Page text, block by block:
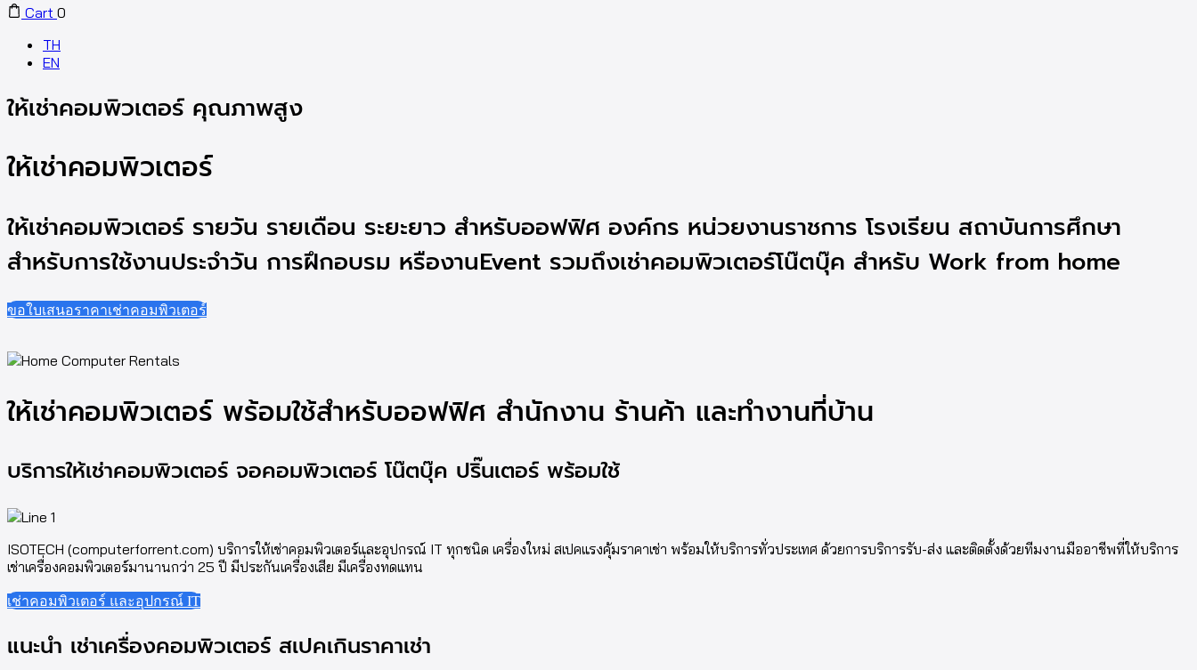
Cart 0
TH
EN
ให้เช่าคอมพิวเตอร์ คุณภาพสูง
ให้เช่าคอมพิวเตอร์
ให้เช่าคอมพิวเตอร์ รายวัน รายเดือน ระยะยาว สำหรับออฟฟิศ องค์กร หน่วยงานราชการ โรงเรียน สถาบันการศึกษา
สำหรับการใช้งานประจำวัน การฝึกอบรม หรืองานEvent รวมถึงเช่าคอมพิวเตอร์โน๊ตบุ๊ค สำหรับ Work from home
ขอใบเสนอราคาเช่าคอมพิวเตอร์
ให้เช่าคอมพิวเตอร์ พร้อมใช้สำหรับออฟฟิศ สำนักงาน ร้านค้า และทำงานที่บ้าน
บริการให้เช่าคอมพิวเตอร์ จอคอมพิวเตอร์ โน๊ตบุ๊ค ปริ๊นเตอร์ พร้อมใช้
ISOTECH (computerforrent.com) บริการให้เช่าคอมพิวเตอร์และอุปกรณ์ IT ทุกชนิด เครื่องใหม่ สเปคแรงคุ้มราคาเช่า พร้อมให้บริการทั่วประเทศ ด้วยการบริการรับ-ส่ง และติดตั้งด้วยทีมงานมืออาชีพที่ให้บริการ
เช่าเครื่องคอมพิวเตอร์มานานกว่า 25 ปี มีประกันเครื่องเสีย มีเครื่องทดแทน
เช่าคอมพิวเตอร์ และอุปกรณ์ IT
แนะนำ เช่าเครื่องคอมพิวเตอร์ สเปคเกินราคาเช่า